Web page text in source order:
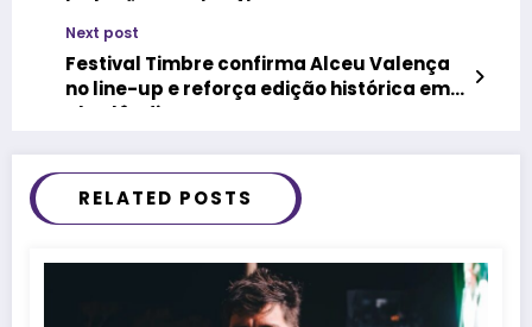
inclusão em Niterói
Next post
Festival Timbre confirma Alceu Valença
no line-up e reforça edição histórica em
Uberlândia
RELATED POSTS